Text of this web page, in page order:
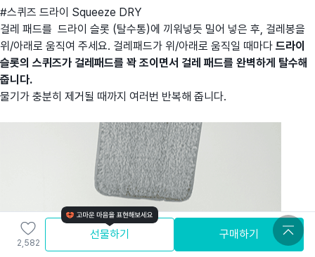
#스퀴즈 드라이 Squeeze DRY
걸레 패드를 드라이 슬롯 (탈수통)에 끼워넣듯 밀어 넣은 후, 걸레봉을
위/아래로 움직여 주세요. 걸레패드가 위/아래로 움직일 때마다 드라이
슬롯의 스퀴즈가 걸레패드를 꽉 조이면서 걸레 패드를 완벽하게 탈수해
줍니다.
물기가 충분히 제거될 때까지 여러번 반복해 줍니다.
2,582
선물하기 구매하기